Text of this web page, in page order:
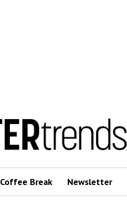
Coffee Break Newsletter